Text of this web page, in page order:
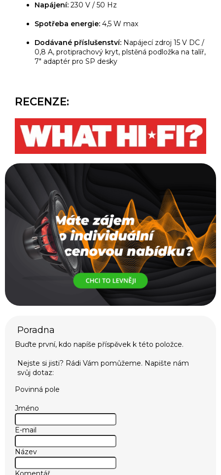
Napájení: 230 V / 50 Hz
Spotřeba energie: 4,5 W max
Dodávané příslušenství: Napájecí zdroj 15 V DC /
0,8 A, protiprachový kryt, plstěná podložka na talíř,
7" adaptér pro SP desky
RECENZE:
Buďte první, kdo napíše příspěvek k této položce.
Povinná pole
Jméno
E-mail
Název